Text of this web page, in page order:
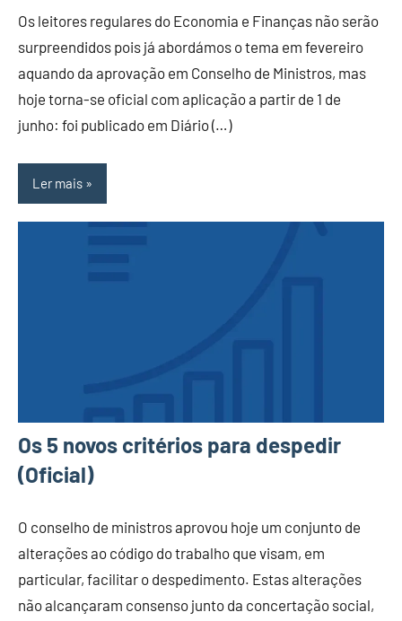
Os leitores regulares do Economia e Finanças não serão
surpreendidos pois já abordámos o tema em fevereiro
aquando da aprovação em Conselho de Ministros, mas
hoje torna-se oficial com aplicação a partir de 1 de
junho: foi publicado em Diário (…)
Ler mais
Os 5 novos critérios para despedir
(Oficial)
O conselho de ministros aprovou hoje um conjunto de
alterações ao código do trabalho que visam, em
particular, facilitar o despedimento. Estas alterações
não alcançaram consenso junto da concertação social,